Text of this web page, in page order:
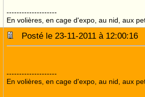
--------------------
En volières, en cage d'expo, au nid, aux
Posté le 23-11-2011 à 12:00:16
--------------------
En volières, en cage d'expo, au nid, aux